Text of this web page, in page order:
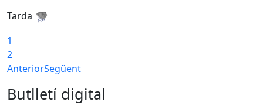
Tarda
1
2
AnteriorSegüent
Butlletí digital